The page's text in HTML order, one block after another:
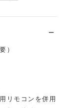
）
リモコンを併用